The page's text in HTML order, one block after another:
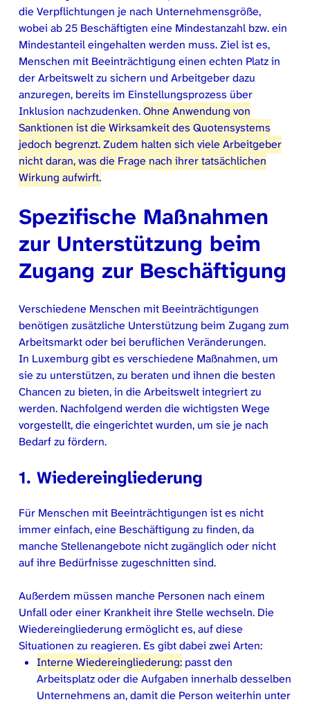
die Verpflichtungen je nach Unternehmensgröße,
wobei ab 25 Beschäftigten eine Mindestanzahl bzw. ein
Mindestanteil eingehalten werden muss. Ziel ist es,
Menschen mit Beeinträchtigung einen echten Platz in
der Arbeitswelt zu sichern und Arbeitgeber dazu
anzuregen, bereits im Einstellungsprozess über
Inklusion nachzudenken.Ohne Anwendung von
Sanktionen ist die Wirksamkeit des Quotensystems
jedoch begrenzt. Zudem halten sich viele Arbeitgeber
nicht daran, was die Frage nach ihrer tatsächlichen
Wirkung aufwirft.
Spezifische Maßnahmen
zur Unterstützung beim
Zugang zur Beschäftigung
Verschiedene Menschen mit Beeinträchtigungen
benötigen zusätzliche Unterstützung beim Zugang zum
Arbeitsmarkt oder bei beruflichen Veränderungen.
In Luxemburg gibt es verschiedene Maßnahmen, um
sie zu unterstützen, zu beraten und ihnen die besten
Chancen zu bieten, in die Arbeitswelt integriert zu
werden. Nachfolgend werden die wichtigsten Wege
vorgestellt, die eingerichtet wurden, um sie je nach
Bedarf zu fördern.
1. Wiedereingliederung
Für Menschen mit Beeinträchtigungen ist es nicht
immer einfach, eine Beschäftigung zu finden, da
manche Stellenangebote nicht zugänglich oder nicht
auf ihre Bedürfnisse zugeschnitten sind.
Außerdem müssen manche Personen nach einem
Unfall oder einer Krankheit ihre Stelle wechseln. Die
Wiedereingliederung ermöglicht es, auf diese
Situationen zu reagieren. Es gibt dabei zwei Arten:
Interne Wiedereingliederung:passt den
Arbeitsplatz oder die Aufgaben innerhalb desselben
Unternehmens an, damit die Person weiterhin unter